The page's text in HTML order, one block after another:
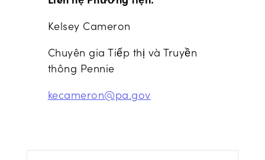
Kelsey Cameron
Chuyên gia Tiếp thị và Truyền
thông Pennie
kecameron@pa.gov